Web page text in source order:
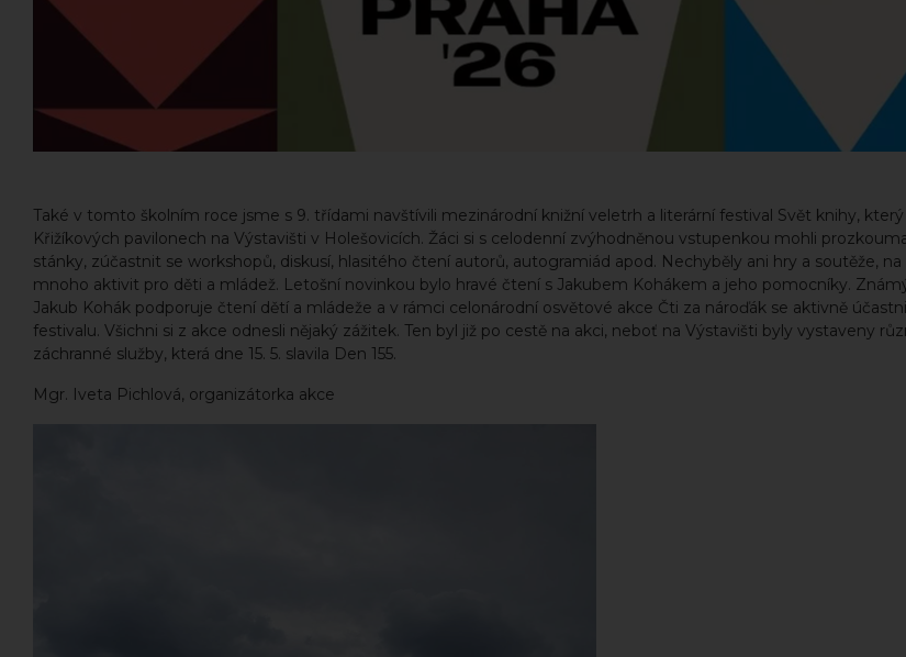
Také v tomto školním roce jsme s 9. třídami navštívili mezinárodní knižní veletrh a literární festival Svět knihy,
Křižíkových pavilonech na Výstavišti v Holešovicích. Žáci si s celodenní zvýhodněnou vstupenkou mohli
stánky, zúčastnit se workshopů, diskusí, hlasitého čtení autorů, autogramiád apod. Nechyběly ani hry a soutěže,
mnoho aktivit pro děti a mládež. Letošní novinkou bylo hravé čtení s Jakubem Kohákem a jeho pomocníky.
Jakub Kohák podporuje čtení dětí a mládeže a v rámci celonárodní osvětové akce Čti za nároďák se aktivně
festivalu. Všichni si z akce odnesli nějaký zážitek. Ten byl již po cestě na akci, neboť na Výstavišti byly vystaveny
záchranné služby, která dne 15. 5. slavila Den 155.
Mgr. Iveta Pichlová, organizátorka akce